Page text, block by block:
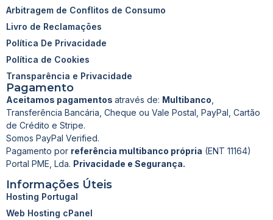
Arbitragem de Conflitos de Consumo
Livro de Reclamações
Política De Privacidade
Política de Cookies
Transparência e Privacidade
Pagamento
Aceitamos pagamentos através de: Multibanco
Transferência Bancária, Cheque ou Vale Postal, PayPal, Cartão
de Crédito e Stripe.
Somos PayPal Verified.
Pagamento por referência multibanco própria (ENT 11164)
Portal PME, Lda. Privacidade e Segurança.
Informações Úteis
Hosting Portugal
Web Hosting cPanel